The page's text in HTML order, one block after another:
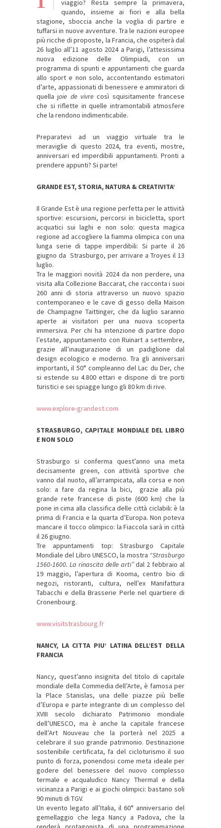
viaggio? Resta sempre la primavera,
quando, insieme ai fiori e alla bella
stagione, sboccia anche la voglia di partire e
tuffarsi in nuove avventure. Tra le nazioni europee
più ricche di proposte, la Francia, che ospiterà dal
26 luglio all’11 agosto 2024 a Parigi, l’attesissima
nuova edizione delle Olimpiadi, con un
programma di spunti e appuntamenti che guarda
allo sport e non solo, accontentando estimatori
d’arte, appassionati di benessere e ammiratori di
quella joie de vivrecosì squisitamente francese
che si riflette in quelle intramontabili atmosfere
che la rendono indimenticabile.
Preparatevi ad un viaggio virtuale tra le
meraviglie di questo 2024, tra eventi, mostre,
anniversari ed imperdibili appuntamenti. Pronti a
prendere appunti? Si parte!
GRANDE EST, STORIA, NATURA & CREATIVITA’
Il Grande Est è una regione perfetta per le attività
sportive: escursioni, percorsi in bicicletta, sport
acquatici sui laghi e non solo: questa magica
regione ad accogliere la fiamma olimpica con una
lunga serie di tappe imperdibili: Si parte il 26
giugno da Strasburgo, per arrivare a Troyes il 13
luglio.
Tra le maggiori novità 2024 da non perdere, una
visita alla Collezione Baccarat, che racconta i suoi
260 anni di storia attraverso un nuovo spazio
contemporaneo e le cave di gesso della Maison
de Champagne Taittinger, che da luglio saranno
aperte ai visitatori per una nuova scoperta
immersiva. Per chi ha intenzione di partire dopo
l’estate, appuntamento con Ruinart a settembre,
grazie all’inaugurazione di un padiglione dal
design ecologico e moderno. Tra gli anniversari
importanti, il 50° compleanno del Lac du Der, che
si estende su 4.800 ettari e dispone di tre porti
turistici e sei spiagge lungo gli 80 km di rive.
www.explore-grandest.com
STRASBURGO, CAPITALE MONDIALE DEL LIBRO
E NON SOLO
Strasburgo si conferma quest’anno una meta
decisamente green, con attività sportive che
vanno dal nuoto, all’arrampicata, alla corsa e non
solo: a fare da regina la bici, grazie alla più
grande rete francese di piste (600 km) che la
pone in cima alla classifica delle città ciclabili: è la
prima di Francia e la quarta d’Europa. Non poteva
mancare il tocco olimpico: la Fiaccola sarà in città
il 26 giugno.
Tre appuntamenti top: Strasburgo Capitale
Mondiale del Libro UNESCO, la mostra “Strasburgo
1560-1600. La rinascita delle arti”dal 2 febbraio al
19 maggio, l’apertura di Kooma, centro bio di
negozi, ristoranti, cultura, nell’ex Manifattura
Tabacchi e della Brasserie Perle nel quartiere di
Cronenbourg.
www.visitstrasbourg.fr
NANCY, LA CITTA PIU’ LATINA DELL’EST DELLA
FRANCIA
Nancy, quest’anno insignita del titolo di capitale
mondiale della Commedia dell’Arte, è famosa per
la Place Stanislas, una delle piazze più belle
d’Europa e parte integrante di un complesso del
XVIII secolo dichiarato Patrimonio mondiale
dell’UNESCO, ma è anche la capitale francese
dell’Art Nouveau che la porterà nel 2025 a
celebrare il suo grande patrimonio. Destinazione
sostenibile certificata, fa del cicloturismo il suo
punto di forza, ponendosi come meta ideale per
godere del benessere del nuovo complesso
termale e acqualudico Nancy Thermal e della
vicinanza a Parigi e ai giochi olimpici: bastano soli
90 minuti di TGV.
Un evento legato all’Italia, il 60° anniversario del
gemellaggio che lega Nancy a Padova, che la